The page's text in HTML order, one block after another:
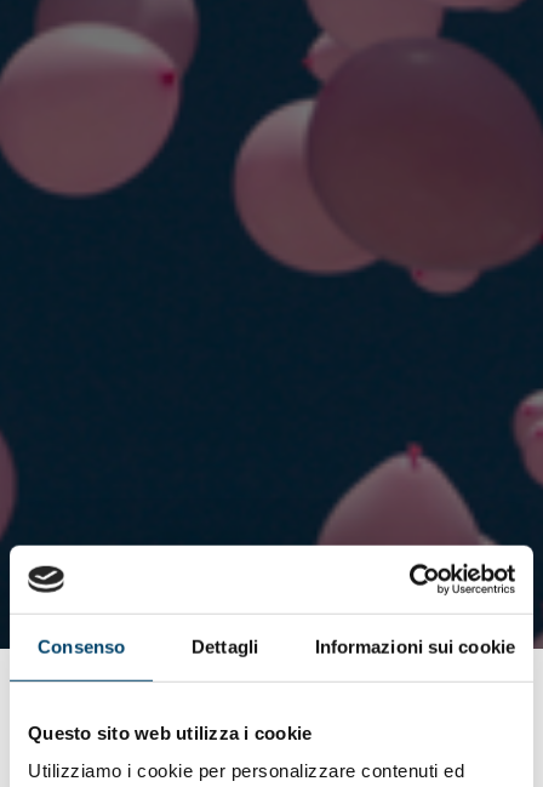
Consenso Dettagli Informazioni sui cookie
Questo sito web utilizza i cookie
Utilizziamo i cookie per personalizzare contenuti ed